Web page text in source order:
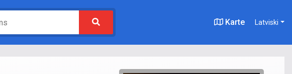
Karte Latviski